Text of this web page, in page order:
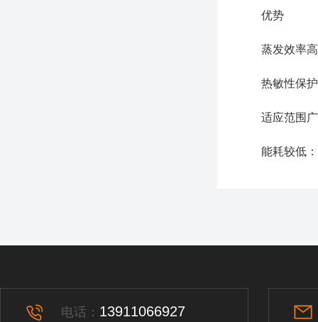
优势
蒸发效率高
热敏性保护
适应范围广
能耗较低：
电话： 13911066927